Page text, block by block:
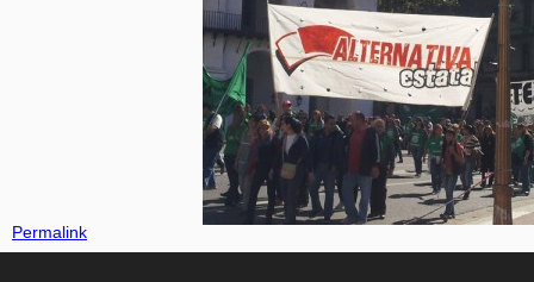
Permalink